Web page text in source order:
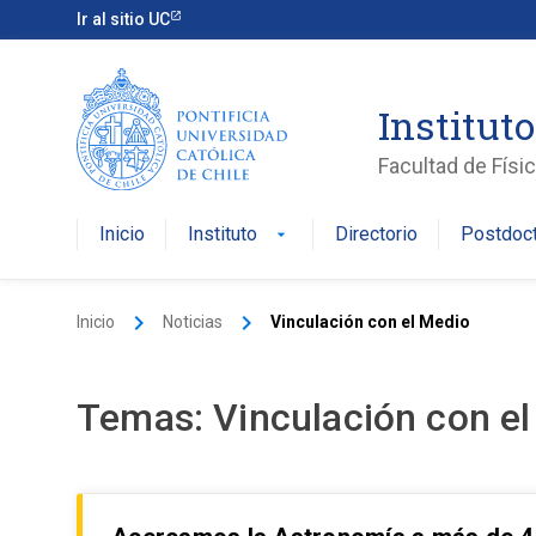
to
Ir al sitio UC
Facultad de
Inicio Instituto arrow_drop_down Directorio
Inicio keyboard_arrow_right Noticias keyboard_arrow_right Vinculación con el Medio
Temas:Vinculación con